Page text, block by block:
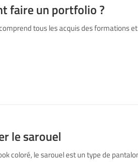
faire un portfolio ?
tous les acquis des formations
le sarouel
coloré, le sarouel est un type de